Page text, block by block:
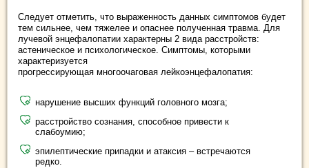
Следует отметить, что выраженность данных симптомов будет
тем сильнее, чем тяжелее и опаснее полученная травма. Для
лучевой энцефалопатии характерны 2 вида расстройств:
астеническое и психологическое. Симптомы, которыми
характеризуется
прогрессирующая многоочаговая лейкоэнцефалопатия:
нарушение высших функций головного мозга;
расстройство сознания, способное привести к
слабоумию;
эпилептические припадки и атаксия – встречаются
редко.